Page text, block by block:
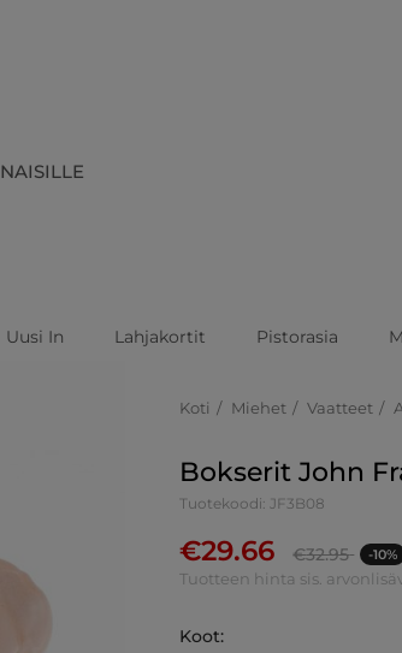
NAISILLE
Uusi In Lahjakortit Pistorasia
Koti Miehet Vaatteet
Bokserit John
Tuotekoodi: JF3B08
€29.66 €32.95 -10%
Tuotteen hinta sis.
Koot: